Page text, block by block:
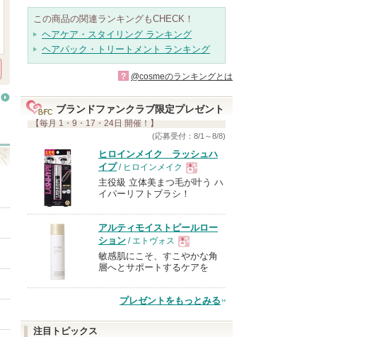
この商品の関連ランキングもCHECK！
ヘアケア・スタイリング ランキング
ヘアパック・トリートメント ランキング
? @cosmeのランキングとは
ブランドファンクラブ限定プレゼント
【毎月 1・9・17・24日 開催！】
(応募受付：8/1～8/8)
ヒロインメイク ラッシュハ
イプ/ ヒロインメイク
現
品
主役級 立体美まつ毛が叶う ハ
イパーリフトブラシ！
アルティモイストピールロー
ション / エトヴォス
現
品
敏感肌にこそ、すこやかな角
層へとサポートするケアを
プレゼントをもっとみる
注目トピックス